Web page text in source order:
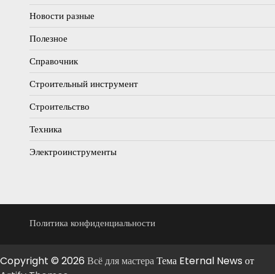
Новости разные
Полезное
Справочник
Строительный инструмент
Строительство
Техника
Электроинструменты
Политика конфиденциальности
Copyright © 2026 Всё для мастераТема Eternal News от